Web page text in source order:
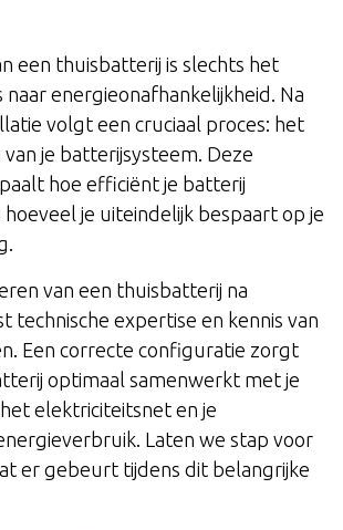
een thuisbatterij is slechts het
naar energieonafhankelijkheid. Na
volgt een cruciaal proces: het
je batterijsysteem. Deze
hoe efficiënt je batterij
je uiteindelijk bespaart op je
van een thuisbatterij na
technische expertise en kennis van
Een correcte configuratie zorgt
optimaal samenwerkt met je
elektriciteitsnet en je
Laten we stap voor
er gebeurt tijdens dit belangrijke